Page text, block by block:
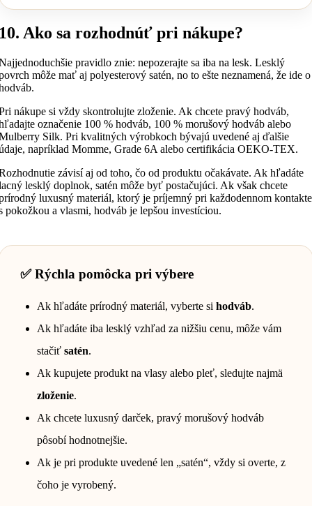
Ako sa rozhodnúť pri nákupe?
pravidlo znie: nepozerajte sa iba na lesk. Lesklý
môže mať aj polyesterový satén, no to ešte neznamená, že ide o
nákupe si vždy skontrolujte zloženie. Ak chcete pravý hodváb,
označenie 100 % hodváb, 100 % morušový hodváb alebo
Silk. Pri kvalitných výrobkoch bývajú uvedené aj ďalšie
napríklad Momme, Grade 6A alebo certifikácia OEKO-TEX.
závisí aj od toho, čo od produktu očakávate. Ak hľadáte
lesklý doplnok, satén môže byť postačujúci. Ak však chcete
luxusný materiál, ktorý je príjemný pri každodennom kontakte
pokožkou a vlasmi, hodváb je lepšou investíciou.
✅ Rýchla pomôcka pri výbere
Ak hľadáte prírodný materiál, vyberte si hodváb.
Ak hľadáte iba lesklý vzhľad za nižšiu cenu, môže vám
stačiť satén.
Ak kupujete produkt na vlasy alebo pleť, sledujte najmä
zloženie.
Ak chcete luxusný darček, pravý morušový hodváb
pôsobí hodnotnejšie.
Ak je pri produkte uvedené len „satén“, vždy si overte, z
čoho je vyrobený.